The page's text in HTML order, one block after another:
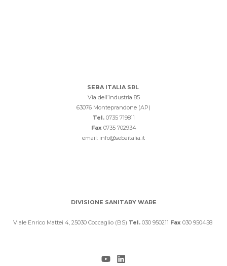
SEBA ITALIA SRL
Via dell’Industria 85
63076 Monteprandone (AP)
Tel.0735 719811
Fax 0735 702934
email: info@sebaitalia.it
DIVISIONE SANITARY WARE
Viale Enrico Mattei 4, 25030 Coccaglio (BS) Tel. 030 950211 Fax 030 950458